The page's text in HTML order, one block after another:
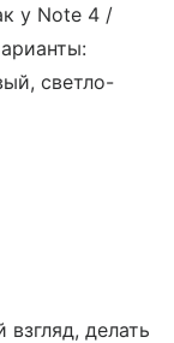
у Note 4 /
светло-
делать